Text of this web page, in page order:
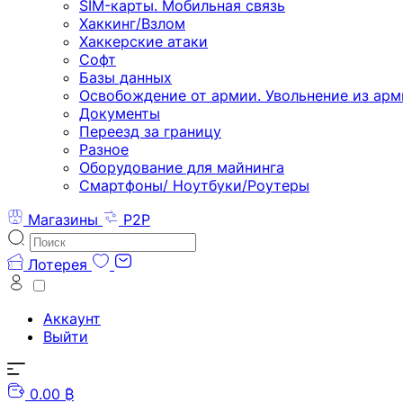
SIM-карты. Мобильная связь
Хаккинг/Взлом
Хаккерские атаки
Софт
Базы данных
Освобождение от армии. Увольнение из
Документы
Переезд за границу
Разное
Оборудование для майнинга
Смартфоны/ Ноутбуки/Роутеры
Магазины
P2P
Лотерея
Аккаунт
Выйти
0.00 ₿